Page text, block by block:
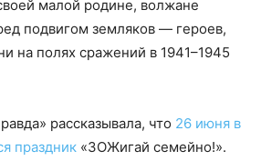
малой родине, волжане
подвигом земляков — героев,
на полях сражений в 1941–1945
рассказывала, что 26 июня в
праздник «ЗОЖигай семейно!».